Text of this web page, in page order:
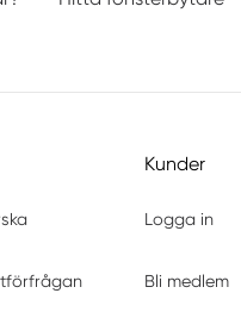
Kunder
Logga in
Bli medlem